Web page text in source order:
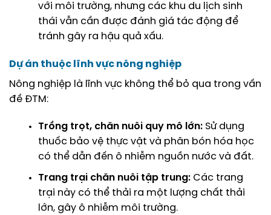
với môi trường, nhưng các khu du lịch sinh
thái vẫn cần được đánh giá tác động để
tránh gây ra hậu quả xấu.
Dự án thuộc lĩnh vực nông nghiệp
Nông nghiệp là lĩnh vực không thể bỏ qua trong vấn
đề ĐTM:
Trồng trọt, chăn nuôi quy mô lớn: Sử dụng
thuốc bảo vệ thực vật và phân bón hóa học
có thể dẫn đến ô nhiễm nguồn nước và đất.
Trang trại chăn nuôi tập trung: Các trang
trại này có thể thải ra một lượng chất thải
lớn, gây ô nhiễm môi trường.